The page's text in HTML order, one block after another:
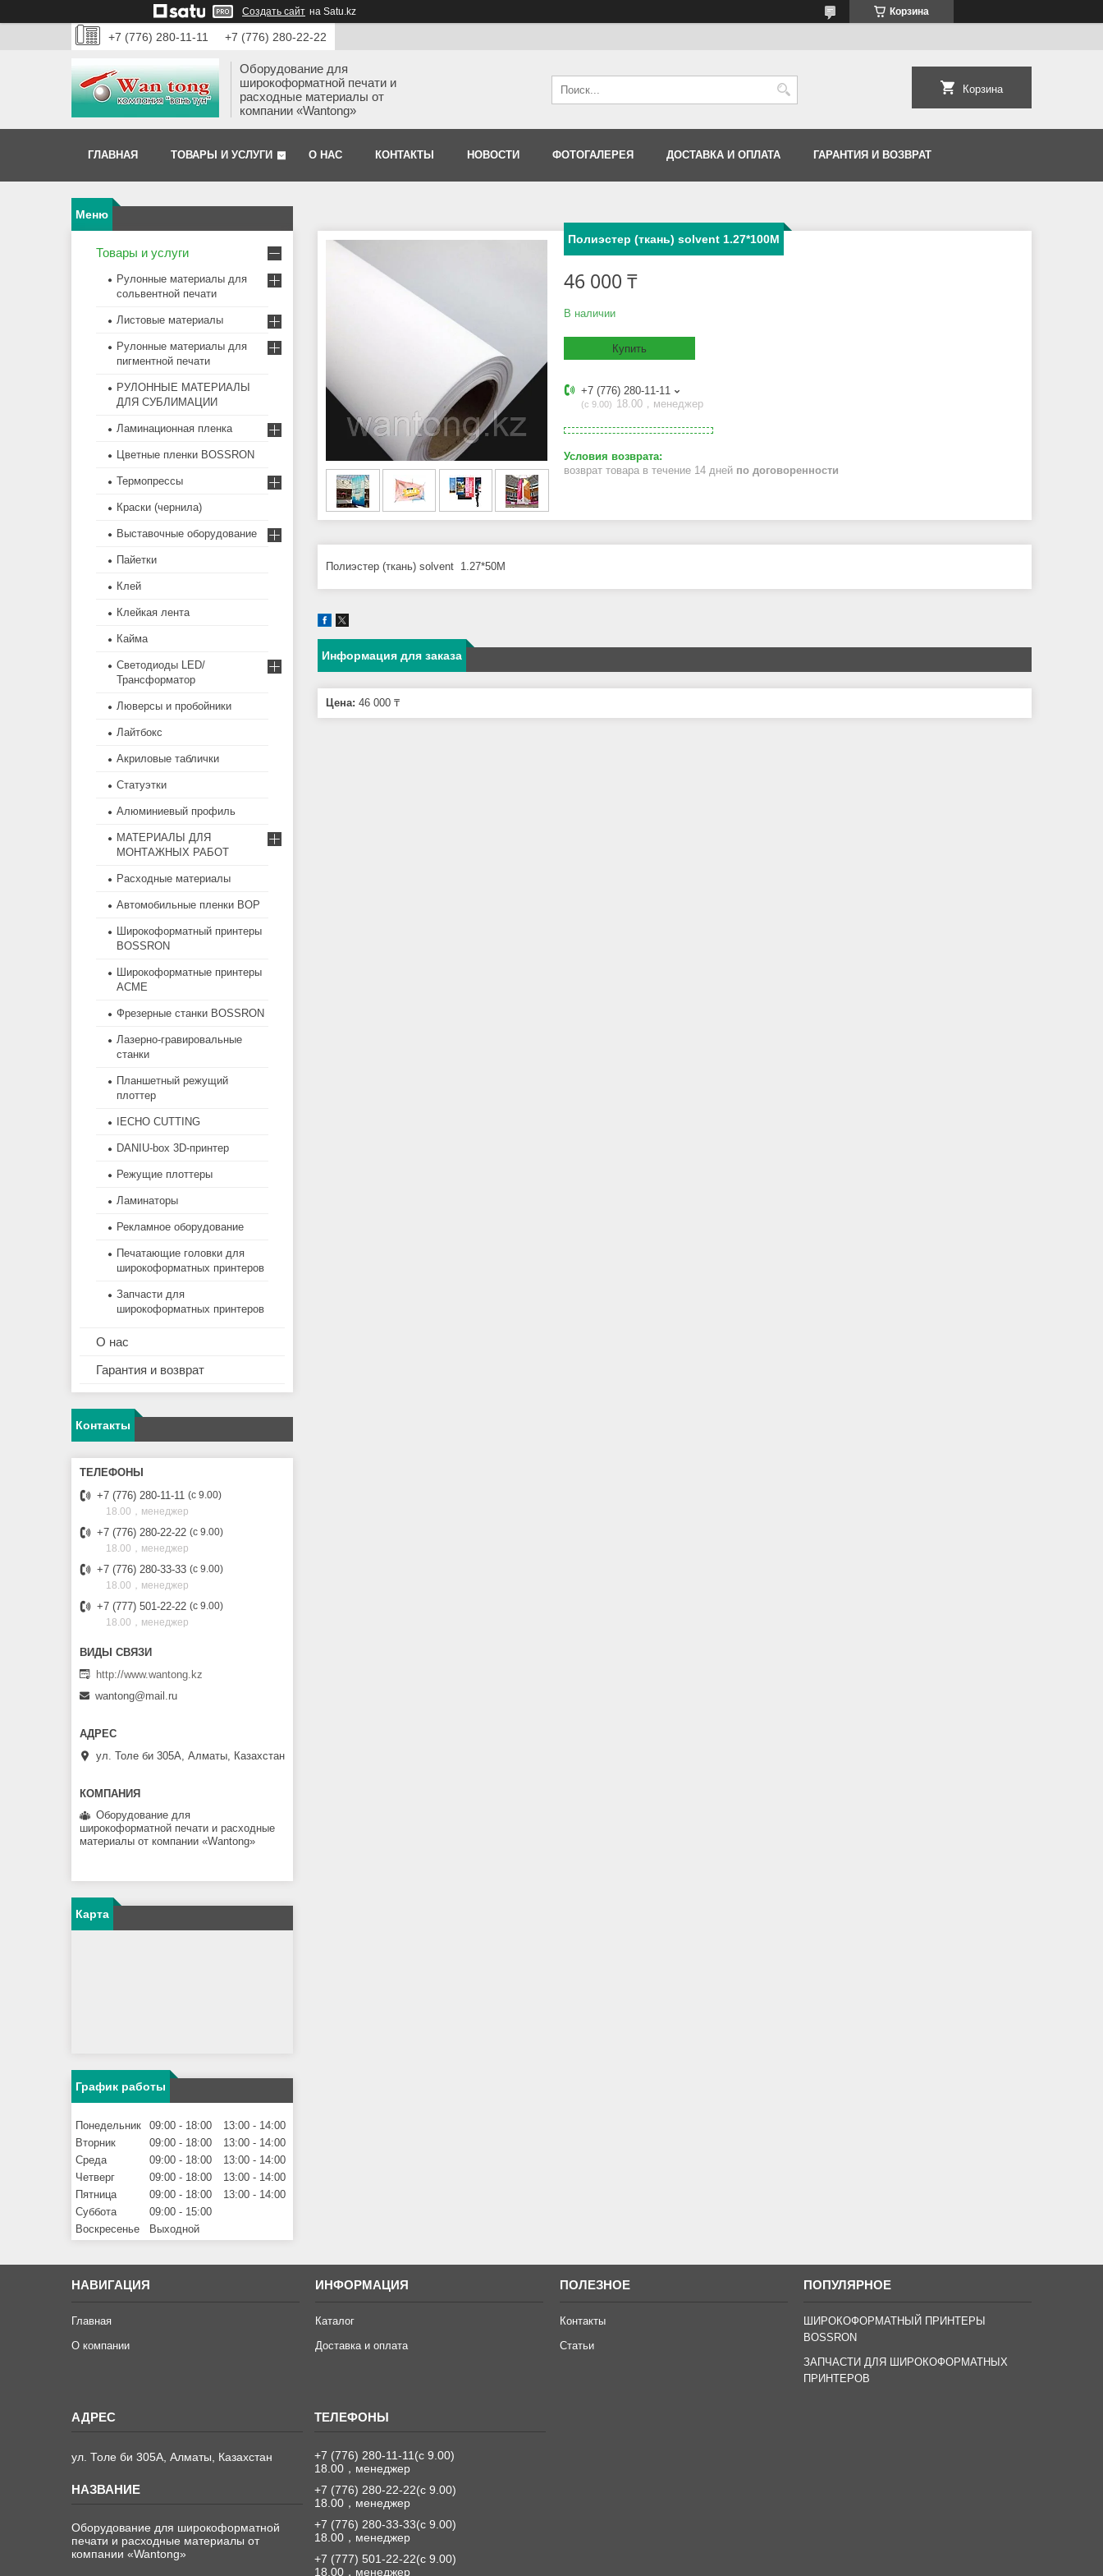
Создать сайт на Satu.kz Корзина
+7 (776) 280-11-11 +7 (776) 280-22-22
Оборудование для
широкоформатной печати и
расходные материалы от
компании «Wantong»
Корзина
ГЛАВНАЯ ТОВАРЫ И УСЛУГИ О НАС КОНТАКТЫ НОВОСТИ ФОТОГАЛЕРЕЯ ДОСТАВКА И ОПЛАТА ГАРАНТИЯ И ВОЗВРАТ
Полиэстер (ткань) solvent 1.27*100M
46 000 ₸
В наличии
Купить
+7 (776) 280-11-11
с 9.00 18.00，менеджер
возврат товара в течение 14 дней по договоренности
Полиэстер (ткань) solvent 1.27*50M
Информация для заказа
Цена: 46 000 ₸
Товары и услуги
Рулонные материалы для
сольвентной печати
Листовые материалы
Рулонные материалы для
пигментной печати
РУЛОННЫЕ МАТЕРИАЛЫ
ДЛЯ СУБЛИМАЦИИ
Ламинационная пленка
Цветные пленки BOSSRON
Термопрессы
Краски (чернила)
Выставочные оборудование
Пайетки
Клей
Клейкая лента
Кайма
Светодиоды LED/
Трансформатор
Люверсы и пробойники
Лайтбокс
Акриловые таблички
Статуэтки
Алюминиевый профиль
МАТЕРИАЛЫ ДЛЯ
МОНТАЖНЫХ РАБОТ
Расходные материалы
Автомобильные пленки BOP
Широкоформатный принтеры
BOSSRON
Широкоформатные принтеры
ACME
Фрезерные станки BOSSRON
Лазерно-гравировальные
станки
Планшетный режущий
плоттер
IECHO CUTTING
DANIU-box 3D-принтер
Режущие плоттеры
Ламинаторы
Рекламное оборудование
Печатающие головки для
широкоформатных принтеров
Запчасти для
широкоформатных принтеров
О нас
Гарантия и возврат
Контакты
+7 (776) 280-11-11 с 9.00
18.00，менеджер
+7 (776) 280-22-22 с 9.00
18.00，менеджер
+7 (776) 280-33-33 с 9.00
18.00，менеджер
+7 (777) 501-22-22 с 9.00
18.00，менеджер
http://www.wantong.kz
wantong@mail.ru
ул. Толе би 305А, Алматы, Казахстан
Оборудование для
широкоформатной печати и расходные
материалы от компании «Wantong»
Карта
График работы
Понедельник 09:00 18:00 13:00
14:00
Вторник
09:00 18:00 13:00
14:00
Среда
09:00 18:00 13:00
14:00
Четверг
09:00 18:00 13:00
14:00
Пятница
09:00 18:00 13:00
14:00
Суббота
09:00
15:00
Воскресенье
Выходной
НАВИГАЦИЯ
Главная
О компании
ИНФОРМАЦИЯ
Каталог
Доставка и оплата
ПОЛЕЗНОЕ
Контакты
Статьи
ПОПУЛЯРНОЕ
ШИРОКОФОРМАТНЫЙ ПРИНТЕРЫ
BOSSRON
ЗАПЧАСТИ ДЛЯ ШИРОКОФОРМАТНЫХ
ПРИНТЕРОВ
ул. Толе би 305А, Алматы, Казахстан
Оборудование для широкоформатной
печати и расходные материалы от
компании «Wantong»
+7 (776) 280-11-11 с 9.00
18.00，менеджер
+7 (776) 280-22-22 с 9.00
18.00，менеджер
+7 (776) 280-33-33 с 9.00
18.00，менеджер
+7 (777) 501-22-22 с 9.00
18.00，менеджер